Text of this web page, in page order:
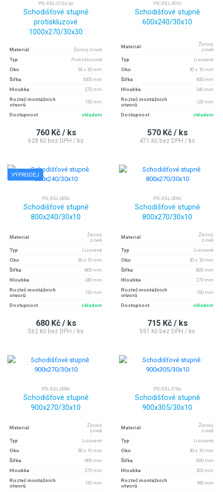
PS-XSL-012s/pr
Schodišťové stupně
protiskluzové
1000x270/30x30
Materiál
Žárový zinek
Typ
Protiskluzové
Oko
30 x 30 mm
Šířka
1000 mm
Hloubka
270 mm
Rozteč montážních
otvorů
150 mm
Dostupnost skladem
760 Kč / ks
628 Kč bez DPH / ks
PS-XSL-001c
Schodišťové stupně
600x240/30x10
Materiál
Žárový
zinek
Typ
Lisované
Oko
30 x 10 mm
Šířka
600 mm
Hloubka
240 mm
Rozteč montážních
otvorů
120 mm
Dostupnost skladem
570 Kč / ks
471 Kč bez DPH / ks
VÝPRODEJ
PS-XSL-005c
Schodišťové stupně
800x240/30x10
Materiál
Žárový
zinek
Typ
Lisované
Oko
30 x 10 mm
Šířka
800 mm
Hloubka
240 mm
Rozteč montážních
otvorů
120 mm
Dostupnost skladem
680 Kč / ks
562 Kč bez DPH / ks
PS-XSL-006c
Schodišťové stupně
800x270/30x10
Materiál
Žárový
zinek
Typ
Lisované
Oko
30 x 10 mm
Šířka
800 mm
Hloubka
270 mm
Rozteč montážních
otvorů
150 mm
Dostupnost skladem
715 Kč / ks
591 Kč bez DPH / ks
PS-XSL-009c
Schodišťové stupně
900x270/30x10
Materiál
Žárový
zinek
Typ
Lisované
Oko
30 x 10 mm
Šířka
900 mm
Hloubka
270 mm
Rozteč montážních
otvorů
150 mm
PS-XSL-010c
Schodišťové stupně
900x305/30x10
Materiál
Žárový
zinek
Typ
Lisované
Oko
30 x 10 mm
Šířka
900 mm
Hloubka
305 mm
Rozteč montážních
otvorů
180 mm